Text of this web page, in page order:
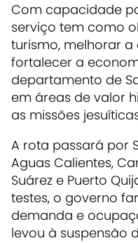
Com capacidade
serviço tem como
turismo, melhorar
fortalecer a
departamento de
em áreas de valor
as missões
A rota passará por
Aguas Calientes,
Suárez e Puerto
testes, o governo
demanda e
levou à suspensão